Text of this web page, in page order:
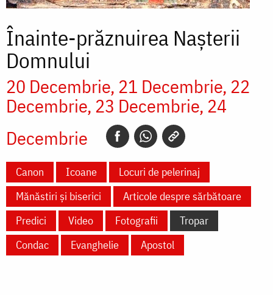
Înainte-prăznuirea Naşterii
Domnului
20 Decembrie 21 Decembrie 22
Decembrie 23 Decembrie 24
Decembrie
Canon Icoane
Locuri de pelerinaj
Mănăstiri și biserici
Articole despre sărbătoare
Predici
Video Fotografii
Tropar
Condac
Evanghelie Apostol